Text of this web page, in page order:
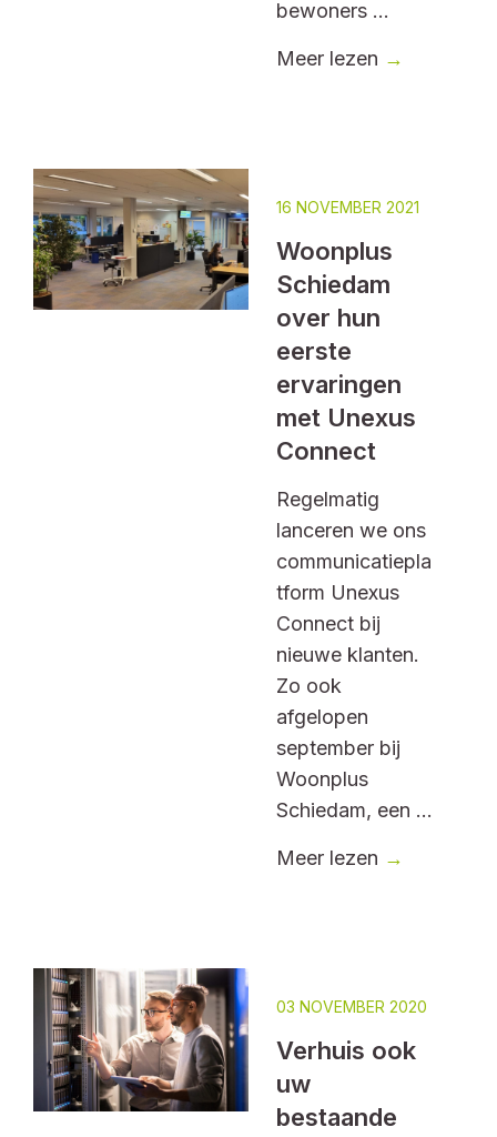
bewoners ...
Meer lezen →
16 NOVEMBER 2021
Woonplus
Schiedam
over hun
eerste
ervaringen
met Unexus
Connect
Regelmatig
lanceren we ons
communicatiepla
tform Unexus
Connect bij
nieuwe klanten.
Zo ook
afgelopen
september bij
Woonplus
Schiedam, een ...
Meer lezen →
03 NOVEMBER 2020
Verhuis ook
uw
bestaande